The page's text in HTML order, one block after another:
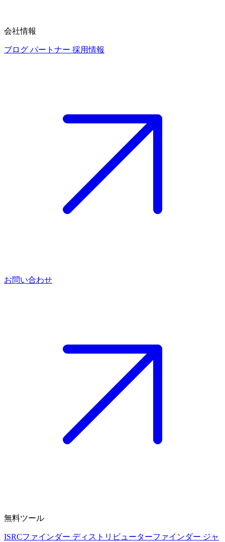
会社情報
ブログ パートナー 採用情報
お問い合わせ
無料ツール
ISRCファインダー ディストリビューターファインダー ジャ